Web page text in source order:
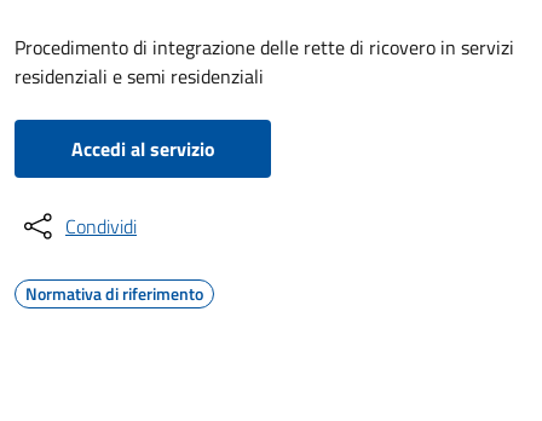
Procedimento di integrazione delle rette di ricovero in servizi
residenziali e semi residenziali
Accedi al servizio
Condividi
Normativa di riferimento